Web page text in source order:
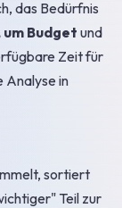
das Bedürfnis
Budget und
Zeit für
Analyse in
sortiert
Teil zur